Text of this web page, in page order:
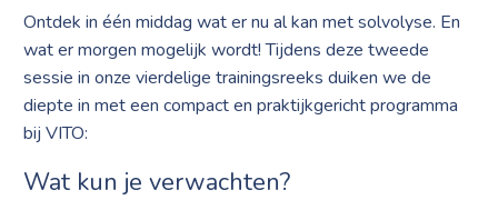
Ontdek in één middag wat er nu al kan met solvolyse. En
wat er morgen mogelijk wordt! Tijdens deze tweede
sessie in onze vierdelige trainingsreeks duiken we de
diepte in met een compact en praktijkgericht programma
bij VITO:
Wat kun je verwachten?